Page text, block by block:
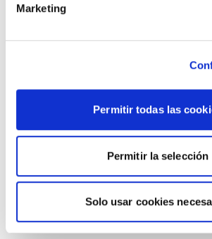
Marketing
Permitir todas las
Permitir la selección
Solo usar cookies